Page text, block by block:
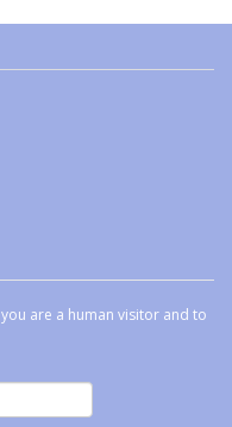
are a human visitor and to